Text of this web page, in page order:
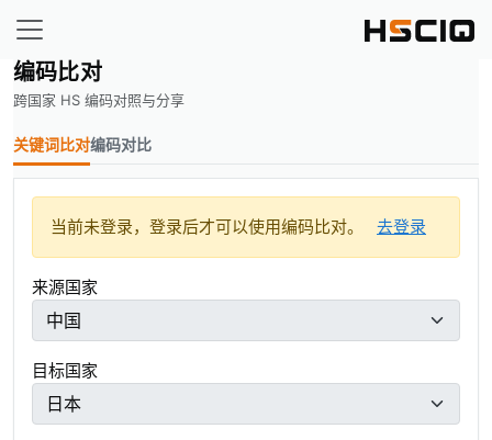
编码比对
跨国家 HS 编码对照与分享
关键词比对编码对比
当前未登录，登录后才可以使用编码比对。 去登录
来源国家
目标国家